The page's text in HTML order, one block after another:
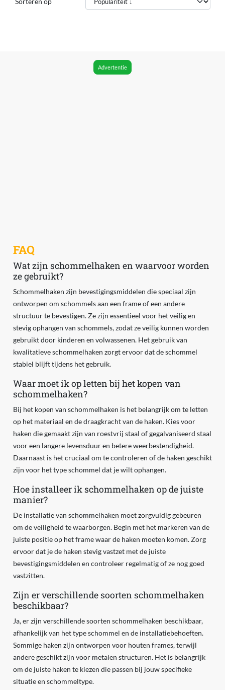
Advertentie
FAQ
Wat zijn schommelhaken en waarvoor worden
ze gebruikt?
Schommelhaken zijn bevestigingsmiddelen die speciaal zijn
ontworpen om schommels aan een frame of een andere
structuur te bevestigen. Ze zijn essentieel voor het veilig en
stevig ophangen van schommels, zodat ze veilig kunnen worden
gebruikt door kinderen en volwassenen. Het gebruik van
kwalitatieve schommelhaken zorgt ervoor dat de schommel
stabiel blijft tijdens het gebruik.
Waar moet ik op letten bij het kopen van
schommelhaken?
Bij het kopen van schommelhaken is het belangrijk om te letten
op het materiaal en de draagkracht van de haken. Kies voor
haken die gemaakt zijn van roestvrij staal of gegalvaniseerd staal
voor een langere levensduur en betere weerbestendigheid.
Daarnaast is het cruciaal om te controleren of de haken geschikt
zijn voor het type schommel dat je wilt ophangen.
Hoe installeer ik schommelhaken op de juiste
manier?
De installatie van schommelhaken moet zorgvuldig gebeuren
om de veiligheid te waarborgen. Begin met het markeren van de
juiste positie op het frame waar de haken moeten komen. Zorg
ervoor dat je de haken stevig vastzet met de juiste
bevestigingsmiddelen en controleer regelmatig of ze nog goed
vastzitten.
Zijn er verschillende soorten schommelhaken
beschikbaar?
Ja, er zijn verschillende soorten schommelhaken beschikbaar,
afhankelijk van het type schommel en de installatiebehoeften.
Sommige haken zijn ontworpen voor houten frames, terwijl
andere geschikt zijn voor metalen structuren. Het is belangrijk
om de juiste haken te kiezen die passen bij jouw specifieke
situatie en schommeltype.